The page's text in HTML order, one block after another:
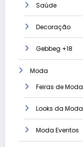
Saúde
Decoração
Gebbeg +18
Moda
Feiras de Moda
Looks da Moda
Moda Eventos